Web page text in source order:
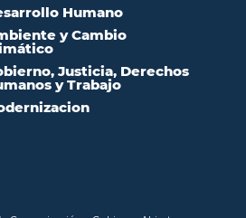
Humano
y Cambio
Justicia, Derechos
y Trabajo